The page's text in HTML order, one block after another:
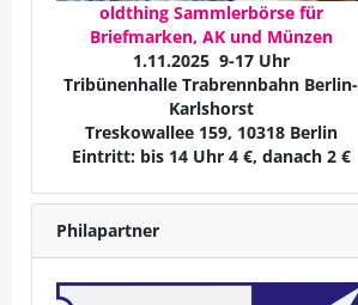
oldthing Sammlerbörse für
Briefmarken, AK und Münzen
1.11.2025 9-17 Uhr
Tribünenhalle Trabrennbahn Berlin-
Karlshorst
Treskowallee 159, 10318 Berlin
Eintritt: bis 14 Uhr 4 €, danach 2 €
Philapartner